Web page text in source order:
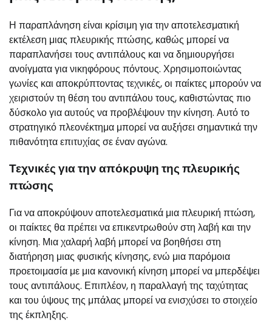
Η παραπλάνηση είναι κρίσιμη για την αποτελεσματική
εκτέλεση μιας πλευρικής πτώσης, καθώς μπορεί να
παραπλανήσει τους αντιπάλους και να δημιουργήσει
ανοίγματα για νικηφόρους πόντους. Χρησιμοποιώντας
γωνίες και αποκρύπτοντας τεχνικές, οι παίκτες μπορούν να
χειριστούν τη θέση του αντιπάλου τους, καθιστώντας πιο
δύσκολο για αυτούς να προβλέψουν την κίνηση. Αυτό το
στρατηγικό πλεονέκτημα μπορεί να αυξήσει σημαντικά την
πιθανότητα επιτυχίας σε έναν αγώνα.
Τεχνικές για την απόκρυψη της πλευρικής
πτώσης
Για να αποκρύψουν αποτελεσματικά μια πλευρική πτώση,
οι παίκτες θα πρέπει να επικεντρωθούν στη λαβή και την
κίνηση. Μια χαλαρή λαβή μπορεί να βοηθήσει στη
διατήρηση μιας φυσικής κίνησης, ενώ μια παρόμοια
προετοιμασία με μια κανονική κίνηση μπορεί να μπερδέψει
τους αντιπάλους. Επιπλέον, η παραλλαγή της ταχύτητας
και του ύψους της μπάλας μπορεί να ενισχύσει το στοιχείο
της έκπληξης.